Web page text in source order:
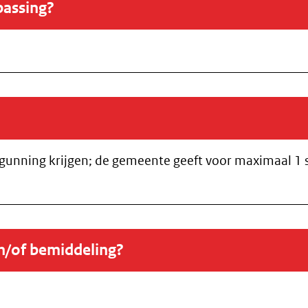
krijgen; de gemeente geeft voor maximaal
of bemiddeling?